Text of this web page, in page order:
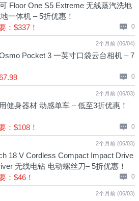
Floor One S5 Extreme 无线蒸汽洗地
一体机 – 5折优惠！
：$337！
0
2个月前 (06/04)
Pocket 3 一英寸口袋云台相机 – 7
0
2个月前 (06/03)
健身器材 动感单车 – 低至3折优惠！
：$108！ 0
2个月前 (06/03)
18 V Cordless Compact Impact Drive
无线电钻 电动螺丝刀– 5折优惠！
：$46！
0
2个月前 (06/03)